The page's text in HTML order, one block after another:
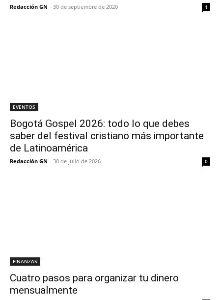
Redacción GN - 30 de septiembre de 2020 1
EVENTOS
Bogotá Gospel 2026: todo lo que debes
saber del festival cristiano más importante
de Latinoamérica
Redacción GN - 30 de julio de 2026 0
FINANZAS
Cuatro pasos para organizar tu dinero
mensualmente